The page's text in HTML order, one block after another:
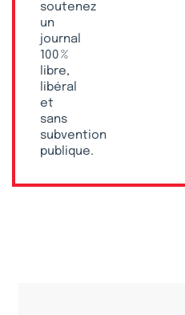
soutenez
un
journal
100 %
libre,
libéral
et
sans
subvention
publique.